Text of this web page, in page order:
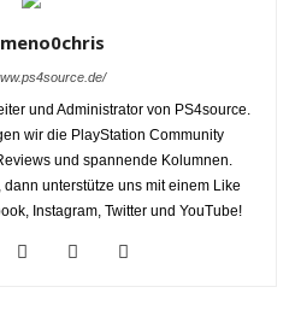
und Administrator von PS4source.
wir die PlayStation Community
und spannende Kolumnen.
unterstütze uns mit einem Like
Instagram, Twitter und YouTube!